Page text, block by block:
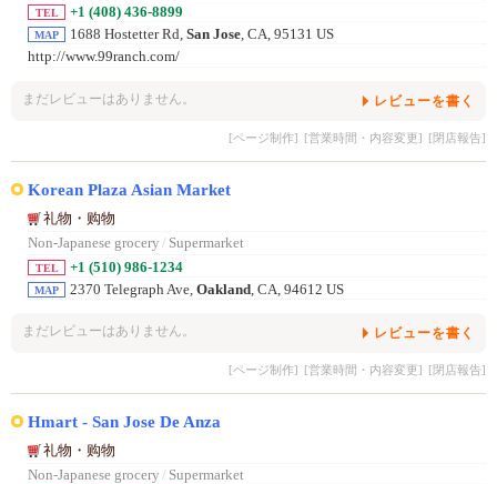
TEL +1 (408) 436-8899
MAP 1688 Hostetter Rd, San Jose, CA, 95131 US
http://www.99ranch.com/
まだレビューはありません。 レビューを書く
[ページ制作] [営業時間・内容変更] [閉店報告]
Korean Plaza Asian Market
礼物・购物
Non-Japanese grocery / Supermarket
TEL +1 (510) 986-1234
MAP 2370 Telegraph Ave, Oakland , CA, 94612 US
まだレビューはありません。 レビューを書く
[ページ制作] [営業時間・内容変更] [閉店報告]
Hmart - San Jose De Anza
礼物・购物
Non-Japanese grocery / Supermarket